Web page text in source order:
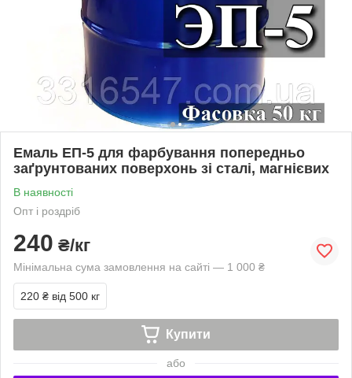
Емаль ЕП-5 для фарбування попередньо
заґрунтованих поверхонь зі сталі, магнієвих
В наявності
Опт і роздріб
240 ₴/кг
Мінімальна сума замовлення на сайті — 1 000 ₴
220 ₴ від 500 кг
Купити
або